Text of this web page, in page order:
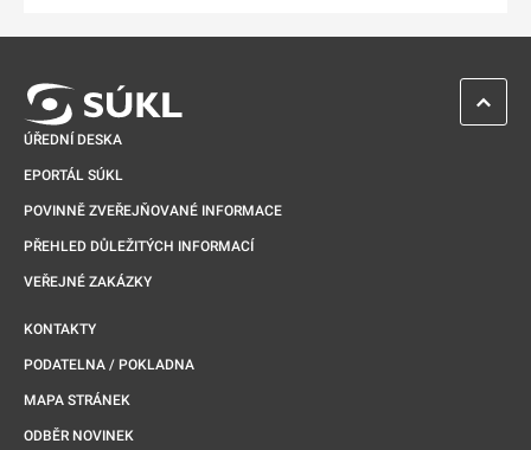
ÚŘEDNÍ DESKA
EPORTÁL SÚKL
POVINNĚ ZVEŘEJŇOVANÉ INFORMACE
PŘEHLED DŮLEŽITÝCH INFORMACÍ
VEŘEJNÉ ZAKÁZKY
KONTAKTY
PODATELNA / POKLADNA
MAPA STRÁNEK
ODBĚR NOVINEK
ZPĚT